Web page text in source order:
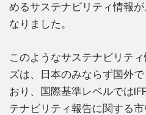
めるサステナビリティ情報
なりました。
このようなサステナビリテ
ズは、日本のみならず国外
おり、国際基準レベルでは
テナビリティ報告に関する市